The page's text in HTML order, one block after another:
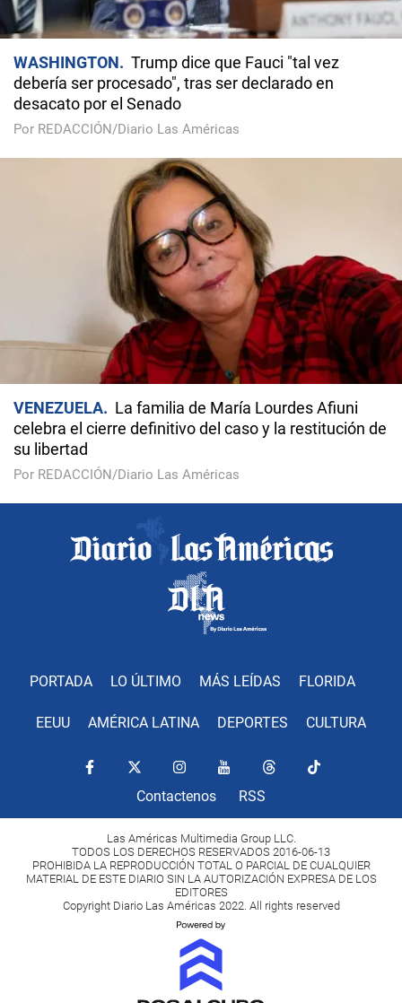
WASHINGTON
Trump dice que Fauci "tal vez
debería ser procesado", tras ser declarado en
desacato por el Senado
Por REDACCIÓN/Diario Las Américas
VENEZUELA
La familia de María Lourdes Afiuni
celebra el cierre definitivo del caso y la restitución de
su libertad
Por REDACCIÓN/Diario Las Américas
PORTADA LO ÚLTIMO MÁS LEÍDAS FLORIDA
EEUU AMÉRICA LATINA DEPORTES CULTURA
Contactenos RSS
Las Américas Multimedia Group LLC.
TODOS LOS DERECHOS RESERVADOS 2016-06-13
PROHIBIDA LA REPRODUCCIÓN TOTAL O PARCIAL DE CUALQUIER
MATERIAL DE ESTE DIARIO SIN LA AUTORIZACIÓN EXPRESA DE LOS
EDITORES
Copyright Diario Las Américas 2022. All rights reserved